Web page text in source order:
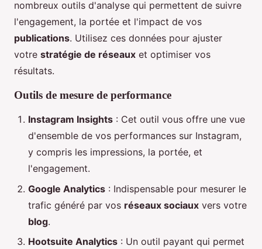
nombreux outils d'analyse qui permettent de suivre
l'engagement, la portée et l'impact de vos
publications. Utilisez ces données pour ajuster
votre stratégie de réseaux et optimiser vos
résultats.
Outils de mesure de performance
Instagram Insights : Cet outil vous offre une vue
d'ensemble de vos performances sur Instagram,
y compris les impressions, la portée, et
l'engagement.
Google Analytics : Indispensable pour mesurer le
trafic généré par vos réseaux sociaux vers votre
blog.
Hootsuite Analytics : Un outil payant qui permet